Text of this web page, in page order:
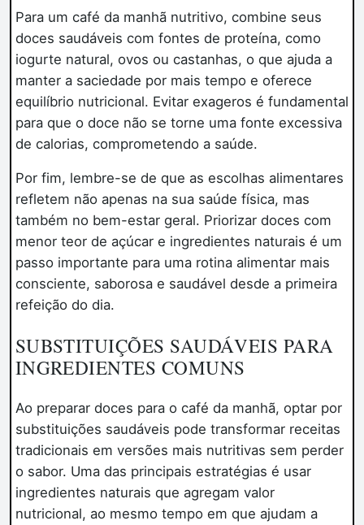
Para um café da manhã nutritivo, combine seus
doces saudáveis com fontes de proteína, como
iogurte natural, ovos ou castanhas, o que ajuda a
manter a saciedade por mais tempo e oferece
equilíbrio nutricional. Evitar exageros é fundamental
para que o doce não se torne uma fonte excessiva
de calorias, comprometendo a saúde.
Por fim, lembre-se de que as escolhas alimentares
refletem não apenas na sua saúde física, mas
também no bem-estar geral. Priorizar doces com
menor teor de açúcar e ingredientes naturais é um
passo importante para uma rotina alimentar mais
consciente, saborosa e saudável desde a primeira
refeição do dia.
SUBSTITUIÇÕES SAUDÁVEIS PARA
INGREDIENTES COMUNS
Ao preparar doces para o café da manhã, optar por
substituições saudáveis pode transformar receitas
tradicionais em versões mais nutritivas sem perder
o sabor. Uma das principais estratégias é usar
ingredientes naturais que agregam valor
nutricional, ao mesmo tempo em que ajudam a